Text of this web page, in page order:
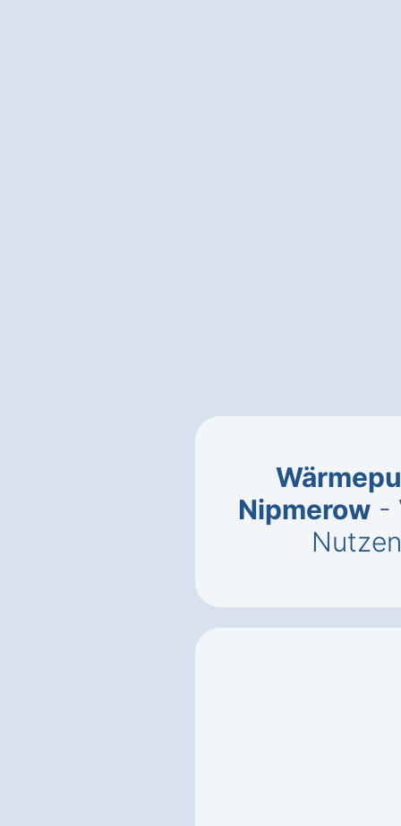
Nipmerow -